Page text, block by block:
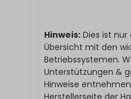
Hinweis:Dies ist nur
Übersicht mit den
Betriebssystemen.
Unterstützungen &
Hinweise
Herstellerseite der